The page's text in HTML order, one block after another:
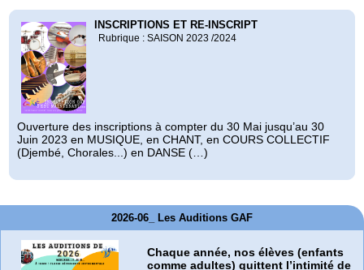
INSCRIPTIONS ET RE-INSCRIPT
Rubrique : SAISON 2023 /2024
Ouverture des inscriptions à compter du 30 Mai jusqu’au 30
Juin 2023 en MUSIQUE, en CHANT, en COURS COLLECTIF
(Djembé, Chorales...) en DANSE (…)
2026-06_ Les Auditions GAF
Chaque année, nos élèves (enfants
comme adultes) quittent l’intimité de